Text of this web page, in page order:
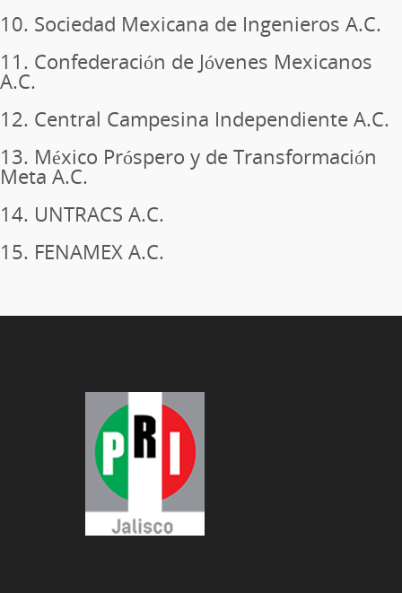
10. Sociedad Mexicana de Ingenieros A.C.
11. Confederación de Jóvenes Mexicanos
A.C.
12. Central Campesina Independiente A.C.
13. México Próspero y de Transformación
Meta A.C.
14. UNTRACS A.C.
15. FENAMEX A.C.